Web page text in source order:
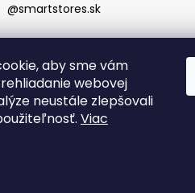
aby sme vám
webovej
neustále zlepšovali
Viac
@smartstores.sk